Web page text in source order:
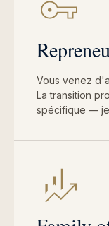
Vous venez
La transition
spécifique —